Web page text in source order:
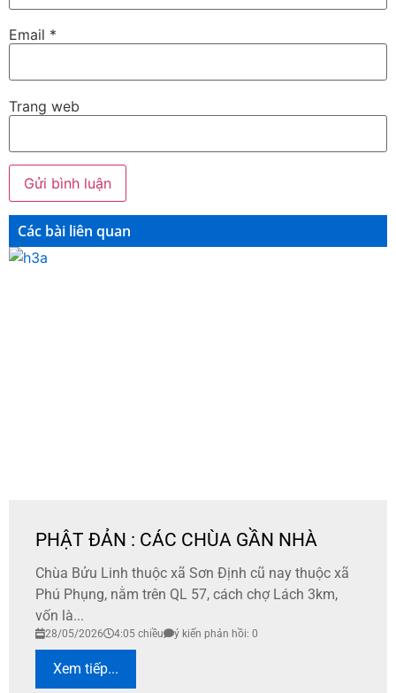
Email *
Trang web
Các bài liên quan
PHẬT ĐẢN : CÁC CHÙA GẦN NHÀ
Chùa Bửu Linh thuộc xã Sơn Định cũ nay thuộc xã
Phú Phụng, nằm trên QL 57, cách chợ Lách 3km,
vốn là...
28/05/2026 4:05 chiều ý kiến phản hồi: 0
Xem tiếp...